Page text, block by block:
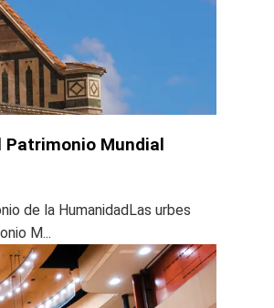
Mundial
de la HumanidadLas urbes
M...